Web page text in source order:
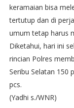
keramaian bisa
tertutup dan di
umum tetap harus
Diketahui, hari ini
rincian Polres
Seribu Selatan 150
pcs.
(Yadhi s./WNR)